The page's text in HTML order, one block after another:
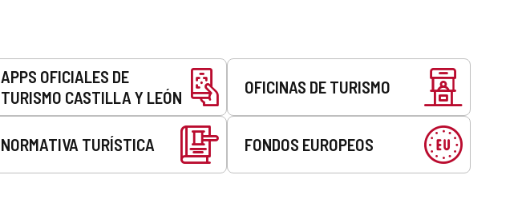
APPS OFICIALES DE
TURISMO CASTILLA Y LEÓN
OFICINAS DE TURISMO
NORMATIVA TURÍSTICA FONDOS EUROPEOS